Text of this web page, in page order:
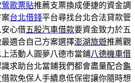
鶯歌票貼推薦支票換成便捷的資金調
案台北借錢平台尋找台北合法貸款管
心借五股汽車借款要資金致力於五
適合自己方案選擇澎湖旅遊推薦觀
活動人圓夢八德市當鋪八德機車借
求助台北當鋪我們都會盡量配合龜
款免保人手續息低保密讓你隨時想